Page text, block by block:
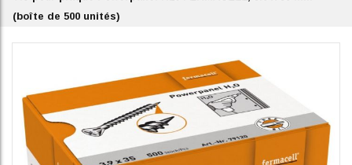
(boîte de 500 unités)
end
the
images
gallery